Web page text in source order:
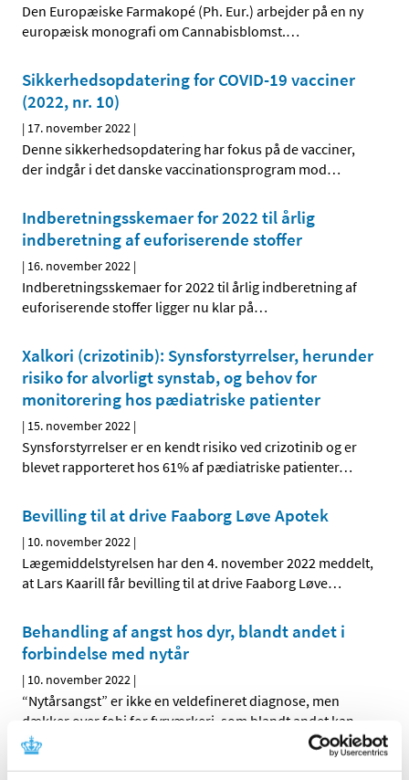
Den Europæiske Farmakopé (Ph. Eur.) arbejder på en ny
europæisk monografi om Cannabisblomst.…
Sikkerhedsopdatering for COVID-19 vacciner
(2022, nr. 10)
| 17. november 2022 |
Denne sikkerhedsopdatering har fokus på de vacciner,
der indgår i det danske vaccinationsprogram mod…
Indberetningsskemaer for 2022 til årlig
indberetning af euforiserende stoffer
| 16. november 2022 |
Indberetningsskemaer for 2022 til årlig indberetning af
euforiserende stoffer ligger nu klar på…
Xalkori (crizotinib): Synsforstyrrelser, herunder
risiko for alvorligt synstab, og behov for
monitorering hos pædiatriske patienter
| 15. november 2022 |
Synsforstyrrelser er en kendt risiko ved crizotinib og er
blevet rapporteret hos 61% af pædiatriske patienter…
Bevilling til at drive Faaborg Løve Apotek
| 10. november 2022 |
Lægemiddelstyrelsen har den 4. november 2022 meddelt,
at Lars Kaarill får bevilling til at drive Faaborg Løve…
Behandling af angst hos dyr, blandt andet i
forbindelse med nytår
| 10. november 2022 |
“Nytårsangst” er ikke en veldefineret diagnose, men
dækker over fobi for fyrværkeri, som blandt andet kan
Skærpet anbefaling om monitorering af